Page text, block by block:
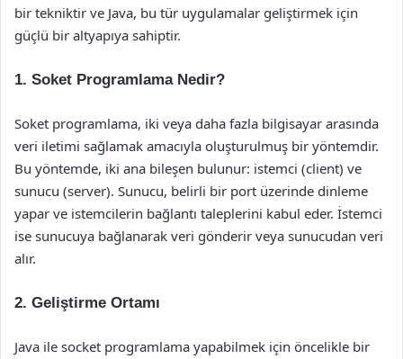
bir tekniktir ve Java, bu tür uygulamalar geliştirmek için
güçlü bir altyapıya sahiptir.
1. Soket Programlama Nedir?
Soket programlama, iki veya daha fazla bilgisayar arasında
veri iletimi sağlamak amacıyla oluşturulmuş bir yöntemdir.
Bu yöntemde, iki ana bileşen bulunur: istemci (client) ve
sunucu (server). Sunucu, belirli bir port üzerinde dinleme
yapar ve istemcilerin bağlantı taleplerini kabul eder. İstemci
ise sunucuya bağlanarak veri gönderir veya sunucudan veri
alır.
2. Geliştirme Ortamı
Java ile socket programlama yapabilmek için öncelikle bir